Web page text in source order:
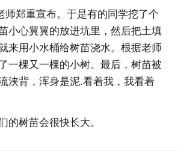
师郑重宣布。于是有的同学挖了个
小心翼翼的放进坑里，然后把土填
来用小水桶给树苗浇水。根据老师
一棵又一棵的小树。最后，树苗被
浃背，浑身是泥.看着我，我看着
的树苗会很快长大。